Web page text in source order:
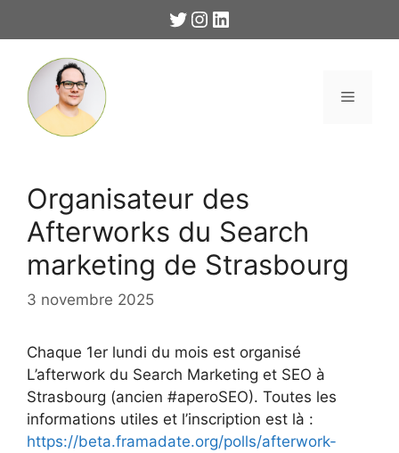
contenu
Twitter
Instagram
LinkedIn
Menu
Organisateur des
Afterworks du Search
marketing de Strasbourg
3 novembre 2025
Chaque 1er lundi du mois est organisé
L’afterwork du Search Marketing et SEO à
Strasbourg (ancien #aperoSEO). Toutes les
informations utiles et l’inscription est là :
https://beta.framadate.org/polls/afterwork-